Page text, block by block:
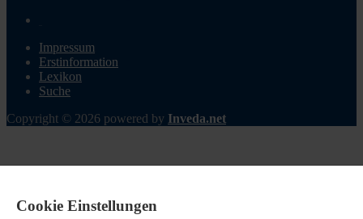
Impressum
Erstinformation
Lexikon
Suche
Copyright © 2026 powered by Inveda.net
Cookie Einstellungen